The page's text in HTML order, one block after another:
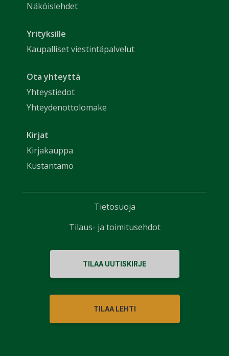
Näköislehdet
Yrityksille
Kaupalliset viestintäpalvelut
Ota yhteyttä
Yhteystiedot
Yhteydenottolomake
Kirjat
Kirjakauppa
Kustantamo
TILAA UUTISKIRJE
TILAA LEHTI
Tietosuoja
Tilaus- ja toimitusehdot